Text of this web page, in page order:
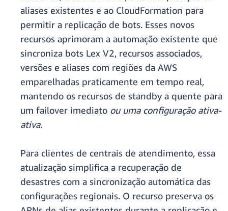
aliases existentes e ao CloudFormation para
permitir a replicação de bots. Esses novos
recursos aprimoram a automação existente que
sincroniza bots Lex V2, recursos associados,
versões e aliases com regiões da AWS
emparelhadas praticamente em tempo real,
mantendo os recursos de standby a quente para
um failover imediato ou uma configuração ativa-
ativa.
Para clientes de centrais de atendimento, essa
atualização simplifica a recuperação de
desastres com a sincronização automática das
configurações regionais. O recurso preserva os